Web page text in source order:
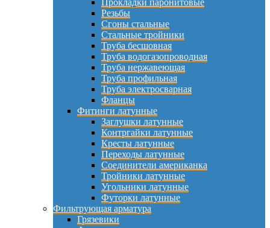
Прокладки паронитовые
Резьбы
Сгоны стальные
Стальные тройники
Труба бесшовная
Труба водогазопроводная
Труба нержавеющая
Труба профильная
Труба электросварная
Фланцы
Фитинги латунные
Заглушки латунные
Контргайки латунные
Кресты латунные
Переходы латунные
Соединители американка
Тройники латунные
Угольники латунные
Футорки латунные
Фильтрующая арматура
Грязевики